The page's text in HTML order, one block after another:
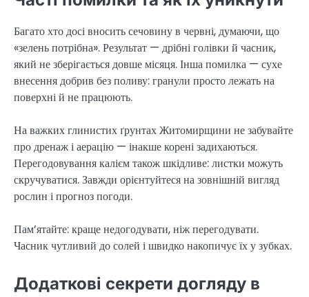
Багато хто досі вносить сечовину в червні, думаючи, що
«зелень потрібна». Результат — дрібні голівки й часник,
який не зберігається довше місяця. Інша помилка — сухе
внесення добрив без поливу: гранули просто лежать на
поверхні й не працюють.
На важких глинистих ґрунтах Житомирщини не забувайте
про дренаж і аерацію — інакше корені задихаються.
Перегодовування калієм також шкідливе: листки можуть
скручуватися. Завжди орієнтуйтеся на зовнішній вигляд
рослин і прогноз погоди.
Пам’ятайте: краще недогодувати, ніж перегодувати.
Часник чутливий до солей і швидко накопичує їх у зубках.
Додаткові секрети догляду в